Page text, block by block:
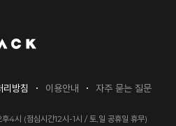
리방침 이용안내 자주 묻는 질문
4시 (점심시간12시-1시 / 토,일 공휴일 휴무)